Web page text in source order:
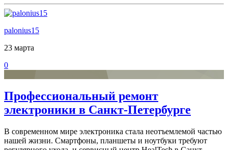
palonius15
23 марта
0
Профессиональный ремонт
электроники в Санкт-Петербурге
В современном мире электроника стала неотъемлемой частью
нашей жизни. Смартфоны, планшеты и ноутбуки требуют